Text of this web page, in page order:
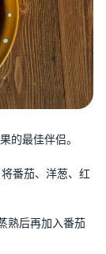
的最佳伴侣。
番茄、洋葱、红
熟后再加入番茄